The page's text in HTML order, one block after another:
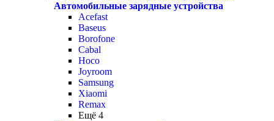
Автомобильные зарядные устройства
Acefast
Baseus
Borofone
Cabal
Hoco
Joyroom
Samsung
Xiaomi
Remax
Ещё 4